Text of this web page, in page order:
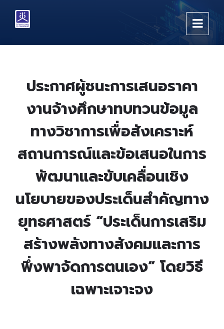
content
main
footer
ประกาศผู้ชนะการเสนอราคา
งานจ้างศึกษาทบทวนข้อมูล
ทางวิชาการเพื่อสังเคราะห์
สถานการณ์และข้อเสนอในการ
พัฒนาและขับเคลื่อนเชิง
นโยบายของประเด็นสำคัญทาง
ยุทธศาสตร์ “ประเด็นการเสริม
สร้างพลังทางสังคมและการ
พึ่งพาจัดการตนเอง” โดยวิธี
เฉพาะเจาะจง